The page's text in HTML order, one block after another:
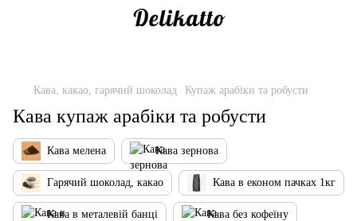
Кава, какао, гарячий шоколад Купаж арабіки та робусти
Кава купаж арабіки та робусти
Кава мелена Кава зернова
Гарячий шоколад, какао Кава в економ пачках 1кг
Кава в металевій банці Кава без кофеїну